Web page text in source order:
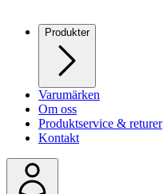
Produkter
Varumärken
Om oss
Produktservice & returer
Kontakt